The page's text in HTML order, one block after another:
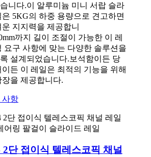
니다.이 알루미늄 미니 서랍 슬라
5KG의 하중 용량으로 견고하면
지지력을 제공합니
까지 길이 조절이 가능한 이 레
요구 사항에 맞는 다양한 솔루션을
설계되었습니다.보석함이든 당
든 이 레일은 최적의 기능을 위해
장을 제공합니다.
사항
2단 접이식 텔레스코픽 채널